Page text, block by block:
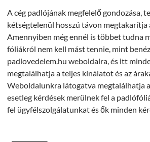
A cég padlójának megfelelő gondozása,
kétségtelenül hosszú távon megtakarítja
Amennyiben még ennél is többet tudna
fóliákról nem kell mást tennie, mint
padlovedelem.hu weboldalra, és itt
megtalálhatja a teljes kínálatot és az
Weboldalunkra látogatva megtalálhatja
esetleg kérdések merülnek fel a
fel ügyfélszolgálatunkat és ők minden